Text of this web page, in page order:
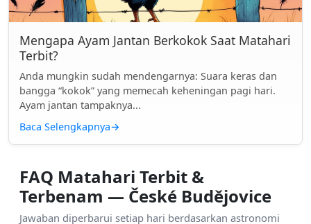
Mengapa Ayam Jantan Berkokok Saat Matahari
Terbit?
Anda mungkin sudah mendengarnya: Suara keras dan
bangga “kokok” yang memecah keheningan pagi hari.
Ayam jantan tampaknya...
Baca Selengkapnya→
FAQ Matahari Terbit &
Terbenam — České Budějovice
Jawaban diperbarui setiap hari berdasarkan astronomi